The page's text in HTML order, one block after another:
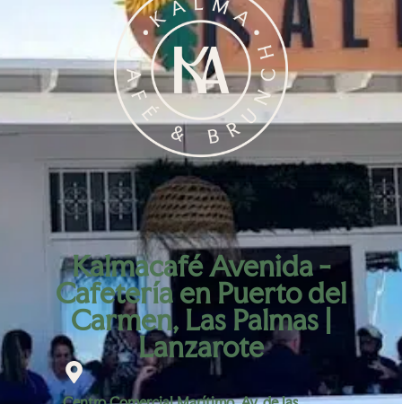
Kalmacafé Avenida -
Cafetería en Puerto del
Carmen, Las Palmas |
Lanzarote